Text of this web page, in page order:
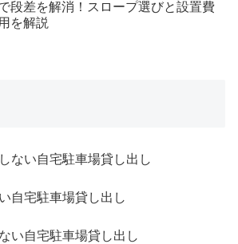
段差を解消！スロープ選びと設置費
用を解説
ない自宅駐車場貸し出し
自宅駐車場貸し出し
い自宅駐車場貸し出し